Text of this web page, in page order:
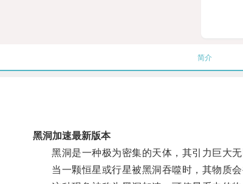
简介
黑洞加速最新版本
黑洞是一种极为密集的天体，其引力巨大无
当一颗恒星或行星被黑洞吞噬时，其物质会